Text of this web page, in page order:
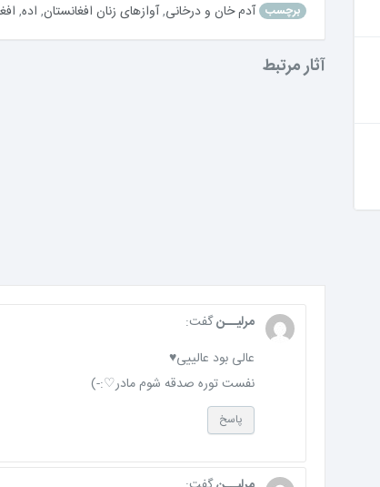
برچسب آدم خان و درخانی,آوازهای زنان افغانستان, اده,
آثار مرتبط
مرلیــنگفت:
عالی بود عالییی♥
نفست توره صدقه شوم مادر♡:-)
پاسخ